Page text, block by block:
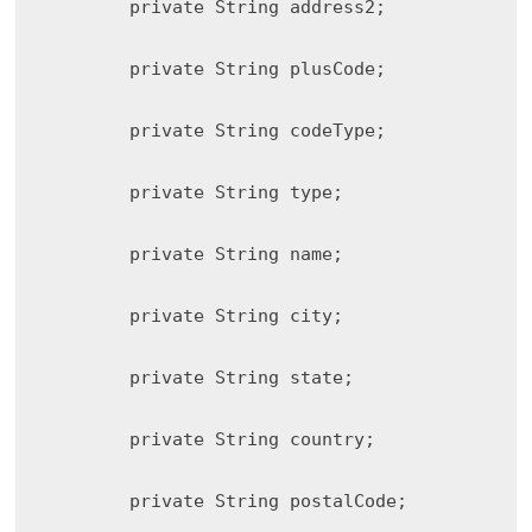
        private String address2;
        private String plusCode;
        private String codeType;
        private String type;
        private String name;
        private String city;
        private String state;
        private String country;
        private String postalCode;